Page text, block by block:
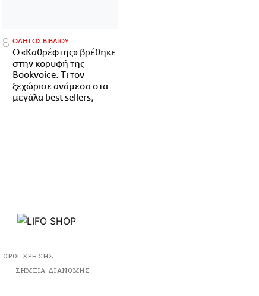
ΟΔΗΓΟΣ ΒΙΒΛΙΟΥ
Ο «Καθρέφτης» βρέθηκε
στην κορυφή της
Bookvoice. Τι τον
ξεχώρισε ανάμεσα στα
μεγάλα best sellers;
ΟΡΟΙ ΧΡΗΣΗΣ
ΣΗΜΕΙΑ ΔΙΑΝΟΜΗΣ